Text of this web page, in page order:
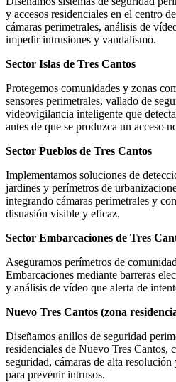
y accesos residenciales en el centro
cámaras perimetrales, análisis de
impedir intrusiones y vandalismo.
Sector Islas de Tres Cantos
Protegemos comunidades y zonas
sensores perimetrales, vallado de
videovigilancia inteligente que
antes de que se produzca un acceso
Sector Pueblos de Tres Cantos
Implementamos soluciones de
jardines y perímetros de
integrando cámaras perimetrales y
disuasión visible y eficaz.
Sector Embarcaciones de Tres
Aseguramos perímetros de
Embarcaciones mediante barreras
y análisis de vídeo que alerta de
Nuevo Tres Cantos (zona
Diseñamos anillos de seguridad
residenciales de Nuevo Tres Cantos,
seguridad, cámaras de alta
para prevenir intrusos.